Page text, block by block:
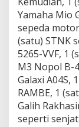
Yamaha Mio
sepeda
(satu) STNK
5265-VVF, 1
M3 Nopol B-
Galaxi A04S,
RAMBE, 1
Galih
seperti